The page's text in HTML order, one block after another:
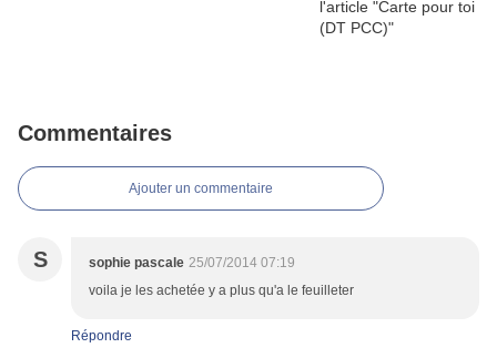
Commentaires
Ajouter un commentaire
S sophie pascale 25/07/2014 07:19
voila je les achetée y a plus qu'a le feuilleter
Répondre